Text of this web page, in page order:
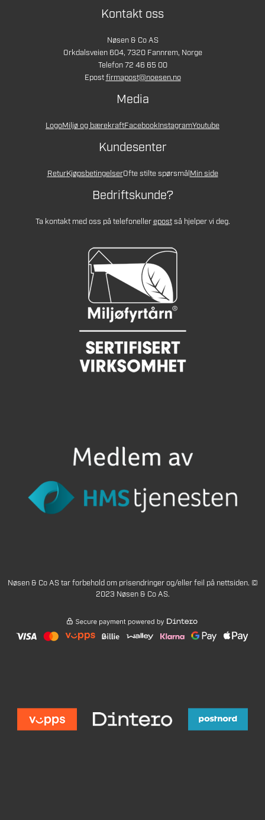
Kontakt oss
Nøsen & Co AS
Orkdalsveien 604, 7320 Fannrem, Norge
Telefon 72 46 65 00
Epostfirmapost@noesen.no
Media
LogoMiljø og bærekraftFacebookInstagramYoutube
Kundesenter
ReturKjøpsbetingelserOfte stilte spørsmålMin side
Bedriftskunde?
Ta kontakt med oss på telefonellerepostså hjelper vi deg.
Nøsen & Co AS tar forbehold om prisendringer og/eller feil på nettsiden. ©
2023 Nøsen & Co AS.